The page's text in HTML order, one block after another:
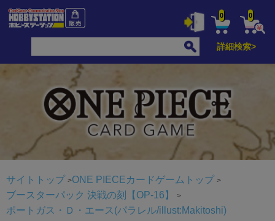
0 0
詳細検索>
サイトトップ
ONE PIECEカードゲームトップ
ブースターパック 決戦の刻【OP-16】
ポートガス・Ｄ・エース(パラレル/illust:Makitoshi)